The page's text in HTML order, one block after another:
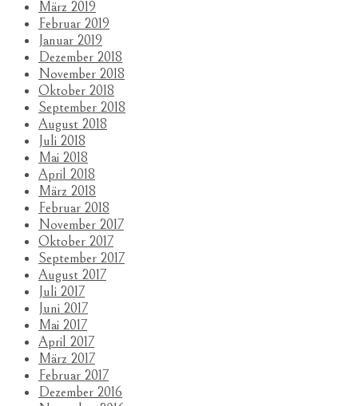
März 2019
Februar 2019
Januar 2019
Dezember 2018
November 2018
Oktober 2018
September 2018
August 2018
Juli 2018
Mai 2018
April 2018
März 2018
Februar 2018
November 2017
Oktober 2017
September 2017
August 2017
Juli 2017
Juni 2017
Mai 2017
April 2017
März 2017
Februar 2017
Dezember 2016